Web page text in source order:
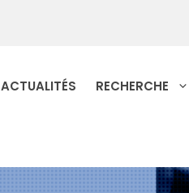
ACTUALITÉS RECHERCHE